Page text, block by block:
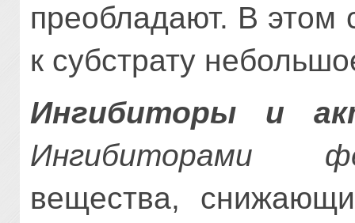
преобладают. В этом
к субстрату
Ингибиторы и
Ингибиторами
вещества,